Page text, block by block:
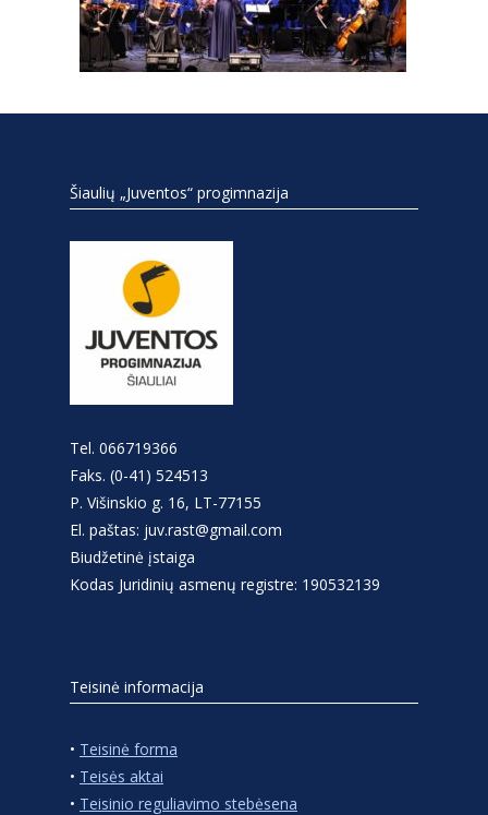
Šiaulių „Juventos“ progimnazija
Tel. 066719366
Faks. (0-41) 524513
P. Višinskio g. 16, LT-77155
El. paštas: juv.rast@gmail.com
Biudžetinė įstaiga
Kodas Juridinių asmenų registre: 190532139
Teisinė informacija
• Teisinė forma
• Teisės aktai
• Teisinio reguliavimo stebėsena